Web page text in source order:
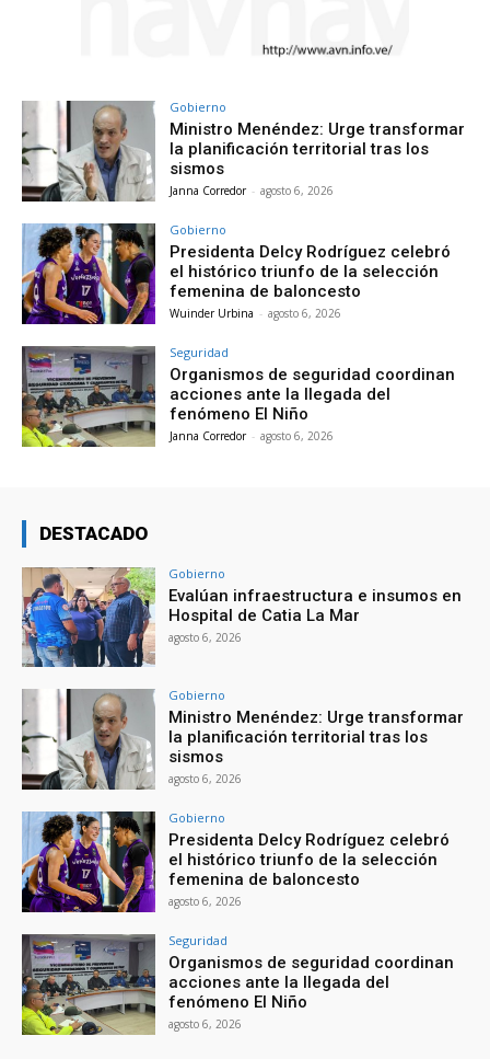
Gobierno
Ministro Menéndez: Urge transformar
la planificación territorial tras los
sismos
Janna Corredor - agosto 6, 2026
Gobierno
Presidenta Delcy Rodríguez celebró
el histórico triunfo de la selección
femenina de baloncesto
Wuinder Urbina - agosto 6, 2026
Seguridad
Organismos de seguridad coordinan
acciones ante la llegada del
fenómeno El Niño
Janna Corredor - agosto 6, 2026
DESTACADO
Gobierno
Evalúan infraestructura e insumos en
Hospital de Catia La Mar
agosto 6, 2026
Gobierno
Ministro Menéndez: Urge transformar
la planificación territorial tras los
sismos
agosto 6, 2026
Gobierno
Presidenta Delcy Rodríguez celebró
el histórico triunfo de la selección
femenina de baloncesto
agosto 6, 2026
Seguridad
Organismos de seguridad coordinan
acciones ante la llegada del
fenómeno El Niño
agosto 6, 2026